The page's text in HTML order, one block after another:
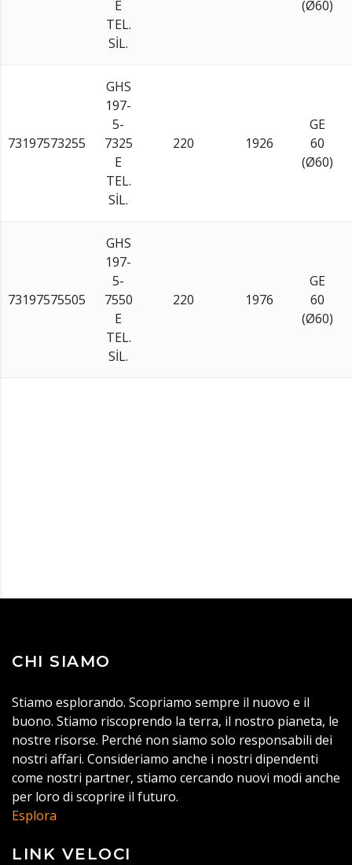
E
TEL.
SİL.
(Ø60)
73197573255
GHS
197-
5-
7325
E
TEL.
SİL.
220 1926
GE
60
(Ø60)
73197575505
GHS
197-
5-
7550
E
TEL.
SİL.
220 1976
GE
60
(Ø60)
CHI SIAMO
Stiamo esplorando. Scopriamo sempre il nuovo e il
buono. Stiamo riscoprendo la terra, il nostro pianeta, le
nostre risorse. Perché non siamo solo responsabili dei
nostri affari. Consideriamo anche i nostri dipendenti
come nostri partner, stiamo cercando nuovi modi anche
per loro di scoprire il futuro.
Esplora
LINK VELOCI